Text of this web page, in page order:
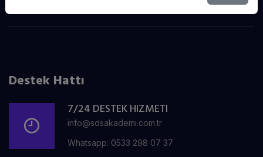
Destek Hattı
7/24 DESTEK HIZMETI
info@sdsakademi.com.tr
Whatsapp: 0533 298 07 37